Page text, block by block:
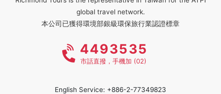
global travel network.
本公司已獲得環境部銀級環保旅行業認證標章
4493535
市話直撥，手機加 (02)
English Service: +886-2-77349823